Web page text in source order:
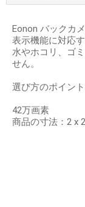
Eonon バックカ
表示機能に対応
水やホコリ、ゴ
せん。
選び方のポイン
42万画素
商品の寸法：2 x